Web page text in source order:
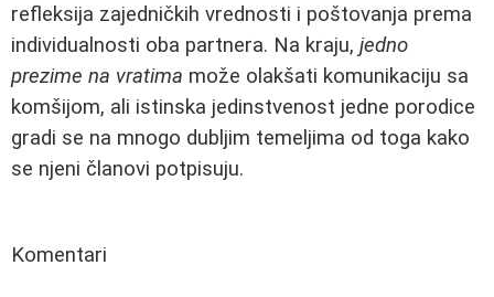
refleksija zajedničkih vrednosti i poštovanja prema
individualnosti oba partnera. Na kraju, jedno
prezime na vratima može olakšati komunikaciju sa
komšijom, ali istinska jedinstvenost jedne porodice
gradi se na mnogo dubljim temeljima od toga kako
se njeni članovi potpisuju.
Komentari